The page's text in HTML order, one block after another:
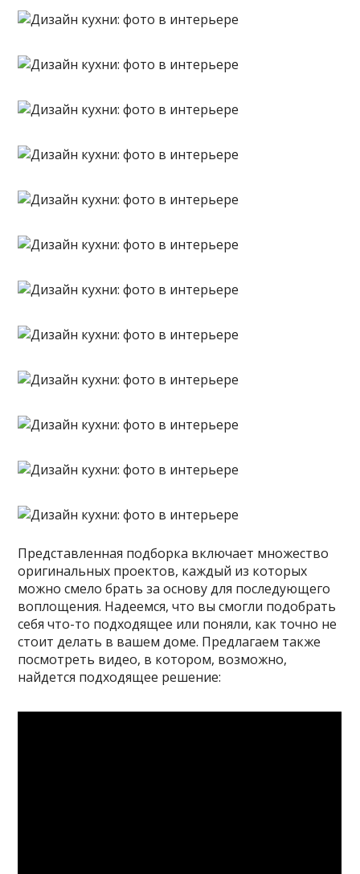
Представленная подборка включает множество
оригинальных проектов, каждый из которых
можно смело брать за основу для последующего
воплощения. Надеемся, что вы смогли подобрать
себя что-то подходящее или поняли, как точно не
стоит делать в вашем доме. Предлагаем также
посмотреть видео, в котором, возможно,
найдется подходящее решение: